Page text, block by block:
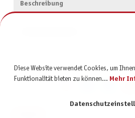
Beschreibung
Diese Website verwendet Cookies, um
Funktionalität bieten zu können... Mehr